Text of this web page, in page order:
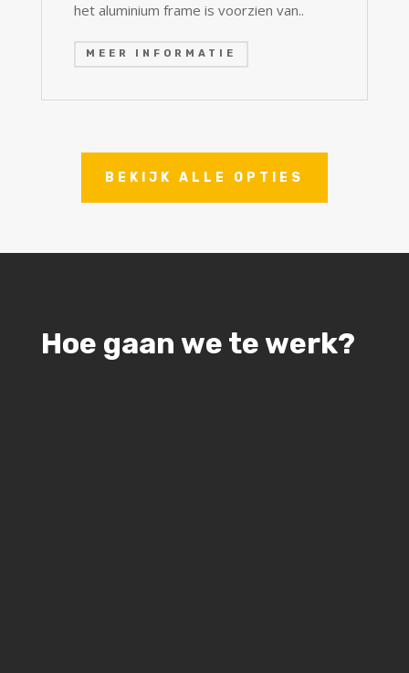
het aluminium frame is voorzien van..
MEER INFORMATIE
BEKIJK ALLE OPTIES
Hoe gaan we te werk?